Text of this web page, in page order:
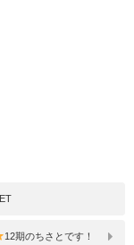
12期のちさとです！